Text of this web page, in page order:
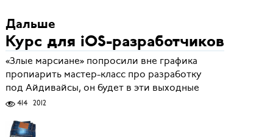
Дальше
Курс для iOS-разработчиков
«Злые марсиане» попросили вне графика
пропиарить мастер-класс про разработку
под Айдивайсы, он будет в эти выходные
414 2012